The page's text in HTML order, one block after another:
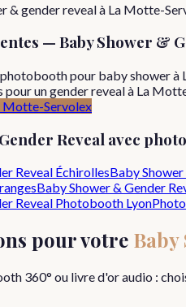
& gender revealà La Motte-
— Baby Shower &
pour baby shower à
pour un gender reveal à La
Motte-Servolex
Reveal avec
Reveal ÉchirollesBaby
Baby Shower & Gender
Reveal Photobooth Lyon
pour votre Baby
360° ou livre d'or audio :